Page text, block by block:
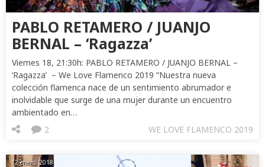
PABLO RETAMERO / JUANJO
BERNAL – ‘Ragazza’
Viernes 18, 21:30h: PABLO RETAMERO / JUANJO BERNAL –
‘Ragazza’ – We Love Flamenco 2019 “Nuestra nueva
colección flamenca nace de un sentimiento abrumador e
inolvidable que surge de una mujer durante un encuentro
ambientado en…
WE LOVE FLAMENCO 2019
2
12 enero, 2018